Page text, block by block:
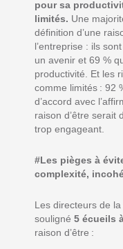
pour sa
limités. Une
définition d’une
l’entreprise : ils
un avenir et 69 %
productivité. Et les
comme limités : 92
d’accord avec
raison d’être serait
trop engageant.
#Les pièges à
complexité,
Les directeurs de la
souligné 5 écueils
raison d’être :